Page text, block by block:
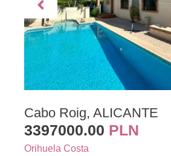
Cabo Roig, ALICANTE
3397000.00 PLN
Orihuela Costa